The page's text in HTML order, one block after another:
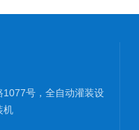
号，全自动灌装设
机